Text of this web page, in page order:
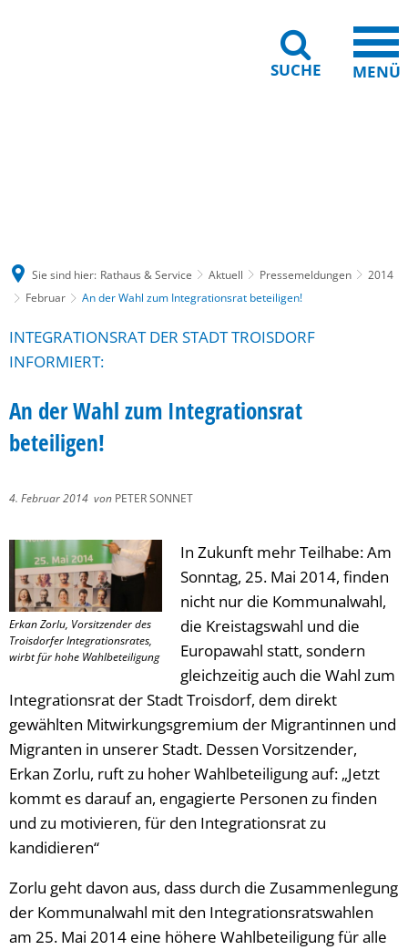
SUCHE MENÜ
Sie sind hier: Rathaus & Service Aktuell Pressemeldungen
2014
Februar
An der Wahl zum Integrationsrat beteiligen!
INTEGRATIONSRAT DER STADT TROISDORF
INFORMIERT:
An der Wahl zum Integrationsrat
beteiligen!
4. Februar 2014 von PETER SONNET
Erkan Zorlu, Vorsitzender des
Troisdorfer Integrationsrates,
wirbt für hohe Wahlbeteiligung
In Zukunft mehr Teilhabe: Am
Sonntag, 25. Mai 2014, finden
nicht nur die Kommunalwahl,
die Kreistagswahl und die
Europawahl statt, sondern
gleichzeitig auch die Wahl zum
Integrationsrat der Stadt Troisdorf, dem direkt
gewählten Mitwirkungsgremium der Migrantinnen und
Migranten in unserer Stadt. Dessen Vorsitzender,
Erkan Zorlu, ruft zu hoher Wahlbeteiligung auf: „Jetzt
kommt es darauf an, engagierte Personen zu finden
und zu motivieren, für den Integrationsrat zu
kandidieren“
Zorlu geht davon aus, dass durch die Zusammenlegung
der Kommunalwahl mit den Integrationsratswahlen
am 25. Mai 2014 eine höhere Wahlbeteiligung für alle